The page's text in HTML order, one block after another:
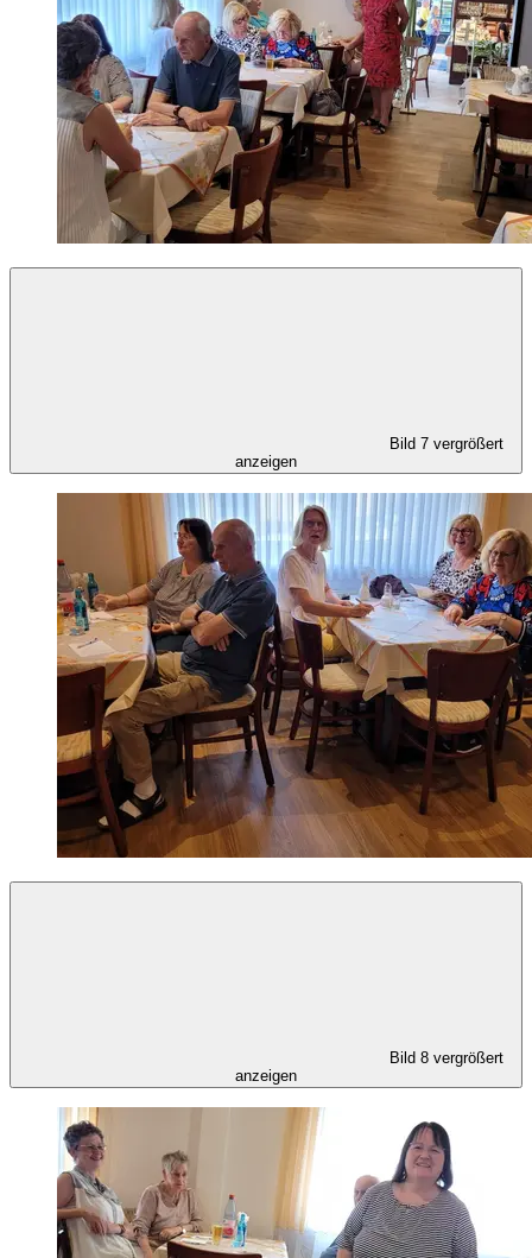
Bild 7 vergrößert
anzeigen
Bild 8 vergrößert
anzeigen